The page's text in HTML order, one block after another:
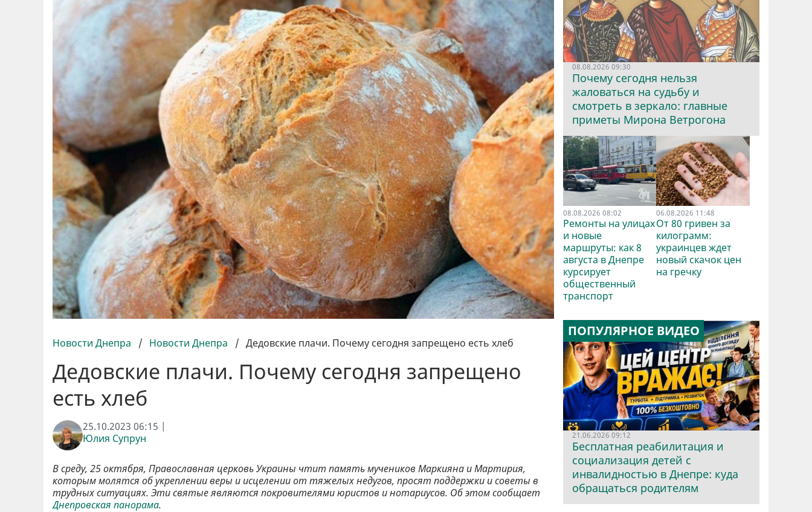
Новости Днепра / Новости Днепра / Дедовские плачи. Почему сегодня запрещено есть хлеб
Дедовские плачи. Почему сегодня запрещено
есть хлеб
25.10.2023 06:15 |
Юлия Супрун
В среду, 25 октября, Православная церковь Украины чтит память мучеников Маркияна и Мартирия,
которым молятся об укреплении веры и исцелении от тяжелых недугов, просят поддержки и советы в
трудных ситуациях. Эти святые являются покровителями юристов и нотариусов. Об этом сообщает
Днепровская панорама.
08.08.2026 09:30
Почему сегодня нельзя
жаловаться на судьбу и
смотреть в зеркало: главные
приметы Мирона Ветрогона
08.08.2026 08:02
Ремонты на улицах
и новые
маршруты: как 8
августа в Днепре
курсирует
общественный
транспорт
06.08.2026 11:48
От 80 гривен за
килограмм:
украинцев ждет
новый скачок цен
на гречку
ПОПУЛЯРНОЕ ВИДЕО
21.06.2026 09:12
Бесплатная реабилитация и
социализация детей с
инвалидностью в Днепре: куда
обращаться родителям